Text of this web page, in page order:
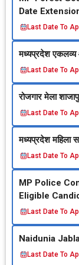
Date
Last Date To
मध्‍यप्रदेश एकलव्‍य
Last Date To
रोजगार मेला
Last Date To
मध्‍यप्रदेश महिला
Last Date To
MP Police
Eligible
Last Date To
Naidunia
Last Date To